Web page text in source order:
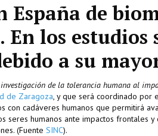
de
los estudios
a su
de la tolerancia humana al
de Zaragoza, y que será coordinado por
con cadáveres humanos que permitirá
humanos ante impactos frontales y
(Fuente SINC).